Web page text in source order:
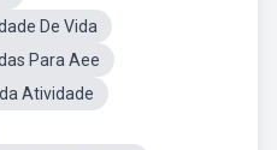
De Vida
Para Aee
Atividade